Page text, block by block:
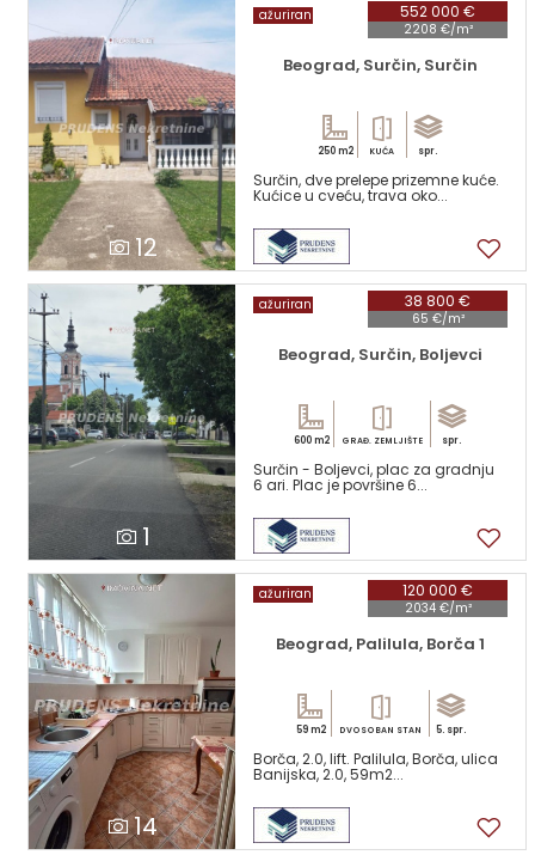
12
552 000 €
2208 €/m²
ažuriran
Beograd, Surčin, Surčin
250 m2 KUĆA spr.
Surčin, dve prelepe prizemne kuće.
Kućice u cveću, trava oko...
1
38 800 €
65 €/m²
ažuriran
Beograd, Surčin, Boljevci
600 m2 GRAĐ. ZEMLJIŠTE spr.
Surčin - Boljevci, plac za gradnju
6 ari. Plac je površine 6...
14
120 000 €
2034 €/m²
ažuriran
Beograd, Palilula, Borča 1
59 m2 DVOSOBAN STAN 5. spr.
Borča, 2.0, lift. Palilula, Borča, ulica
Banijska, 2.0, 59m2...